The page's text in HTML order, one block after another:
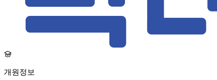
개원정보